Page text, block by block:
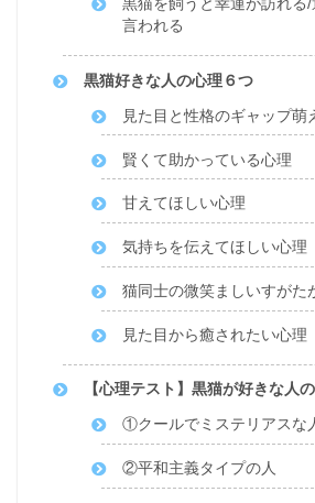
黒猫を飼うと幸運が訪れる/
言われる
黒猫好きな人の心理６つ
見た目と性格のギャップ萌
賢くて助かっている心理
甘えてほしい心理
気持ちを伝えてほしい心理
猫同士の微笑ましいすがた
見た目から癒されたい心理
【心理テスト】黒猫が好きな人
①クールでミステリアスな
②平和主義タイプの人